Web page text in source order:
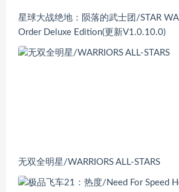
星球大战绝地：陨落的武士团/STAR
Order Deluxe Edition(更新V1.0.10.0)
无双全明星/WARRIORS ALL-STARS